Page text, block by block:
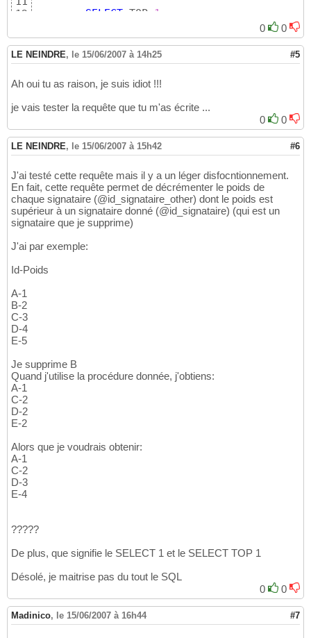
12
14
15
16
18
20
21
22
23
25
26
SELECT TOP 1
=
@id_signatory_other = S.ID_SIGNATORY
FROM [N4939037]
INNER JOIN [N4939037].[TO_COUNT] TC
WHERE TC.ID_SERVICE=
TD.ID_SLICEPRICE =
and S.WEIGHTING_SIGNATORY > @weight
UPDATE [N4939037].
SET WEIGHTING_SIGNATORY = (
		ID_SIGNATORY=
END
0 0
LE NEINDRE, le 15/06/2007 à 14h25 #5
Ah oui tu as raison, je suis idiot !!!
je vais tester la requête que tu m'as écrite ...
0
0
LE NEINDRE, le 15/06/2007 à 15h42 #6
J'ai testé cette requête mais il y a un léger disfocntionnement.
En fait, cette requête permet de décrémenter le poids de
chaque signataire (@id_signataire_other) dont le poids est
supérieur à un signataire donné (@id_signataire) (qui est un
signataire que je supprime)
J'ai par exemple:
Id-Poids
A-1
B-2
C-3
D-4
E-5
Je supprime B
Quand j'utilise la procédure donnée, j'obtiens:
A-1
C-2
D-2
E-2
Alors que je voudrais obtenir:
A-1
C-2
D-3
E-4
?????
De plus, que signifie le SELECT 1 et le SELECT TOP 1
Désolé, je maitrise pas du tout le SQL
0
0
Madinico, le 15/06/2007 à 16h44 #7